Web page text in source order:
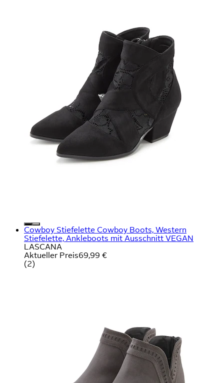
Cowboy Stiefelette Cowboy Boots, Western
Stiefelette, Ankleboots mit Ausschnitt VEGAN
LASCANA
Aktueller Preis69,99 €
(2)